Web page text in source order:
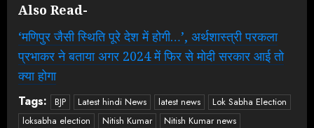
Also Read-
‘मणिपुर जैसी स्थिति पूरे देश में होगी…’, अर्थशास्त्री परकला
प्रभाकर ने बताया अगर 2024 में फिर से मोदी सरकार आई तो
क्या होगा
Tags: BJP Latest hindi News latest news
Lok Sabha Election
loksabha election
Nitish Kumar
Nitish Kumar news